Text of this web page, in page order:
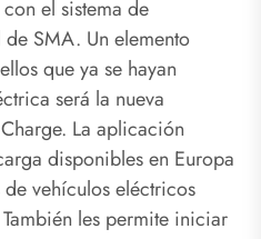
el sistema de
SMA. Un elemento
que ya se hayan
será la nueva
La aplicación
disponibles en Europa
vehículos eléctricos
les permite iniciar